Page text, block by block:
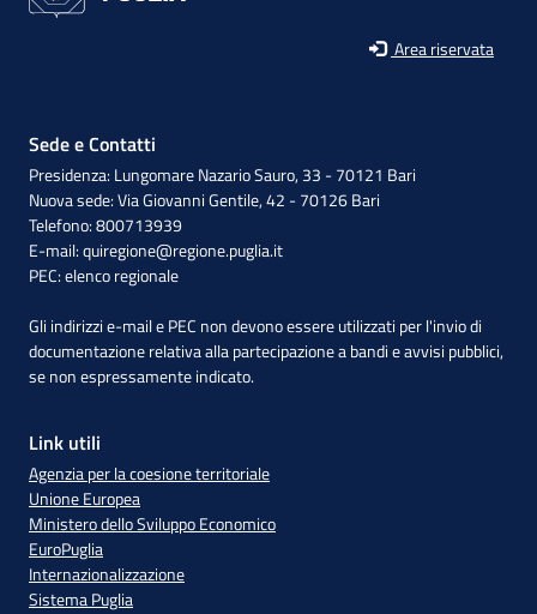
Area riservata
Sede e Contatti
Presidenza: Lungomare Nazario Sauro, 33 - 70121 Bari
Nuova sede: Via Giovanni Gentile, 42 - 70126 Bari
Telefono: 800713939
E-mail:quiregione@regione.puglia.it
PEC:elenco regionale
Gli indirizzi e-mail e PEC non devono essere utilizzati per l'invio di
documentazione relativa alla partecipazione a bandi e avvisi pubblici,
se non espressamente indicato.
Link utili
Agenzia per la coesione territoriale
Unione Europea
Ministero dello Sviluppo Economico
EuroPuglia
Internazionalizzazione
Sistema Puglia